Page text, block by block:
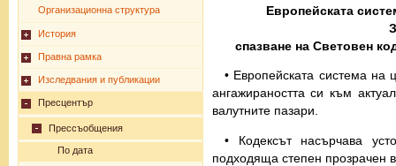
Организационна структура
История
Правна рамка
Изследвания и публикации
Пресцентър
Прессъобщения
По дата
Европейската
спазване на Световен
• Европейската система на
ангажираността си към
валутните пазари.
• Кодексът насърчава
подходяща степен прозрачен